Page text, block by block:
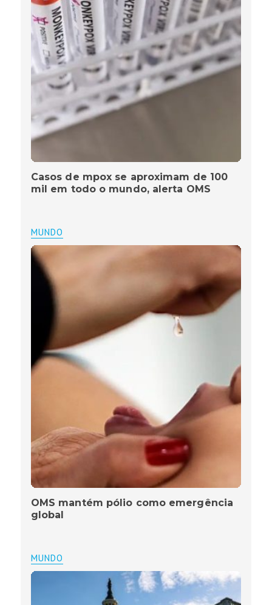
Casos de mpox se aproximam de 100
mil em todo o mundo, alerta OMS
MUNDO
OMS mantém pólio como emergência
global
MUNDO